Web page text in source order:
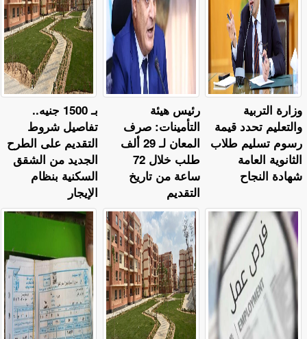
بـ 1500 جنيه..
تفاصيل شروط
التقديم على الطرح
الجديد من الشقق
السكنية بنظام
الإيجار
رئيس هيئة
التأمينات: صرف
المعان لـ 29 ألف
طلب خلال 72
ساعة من تاريخ
التقديم
وزارة التربية
والتعليم تحدد قيمة
رسوم تسليم طلاب
الثانوية العامة
شهادة النجاح